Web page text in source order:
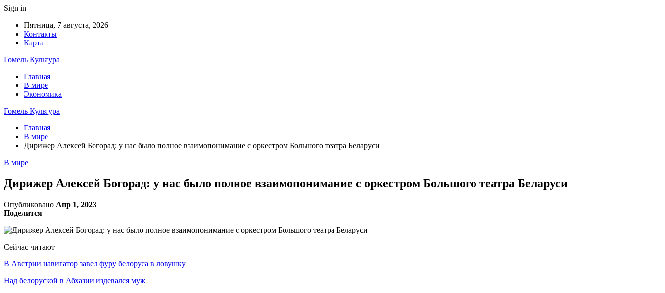
Sign in
Пятница, 7 августа, 2026
Контакты
Карта
Гомель Культура
Главная
В мире
Экономика
Гомель Культура
Главная
В мире
Дирижер Алексей Богорад: у нас было полное взаимопонимание с оркестром Большого театра Беларуси
В мире
Дирижер Алексей Богорад: у нас было полное взаимопонимание с оркестром Большого театра Беларуси
Опубликовано Апр 1, 2023
Поделится
Сейчас читают
В Австрии навигатор завел фуру белоруса в ловушку
Над белоруской в Абхазии издевался муж